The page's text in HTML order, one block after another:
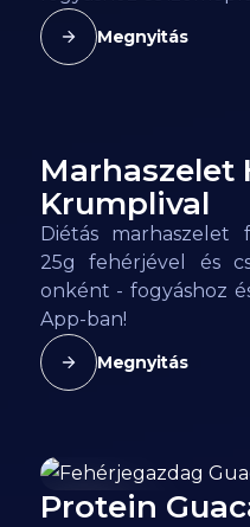
Megnyitás
120kcal
Marhaszelet
Krumplival
Diétás
25g fehérjével és
onként - fogyáshoz
App-ban!
Megnyitás
106kcal
Protein